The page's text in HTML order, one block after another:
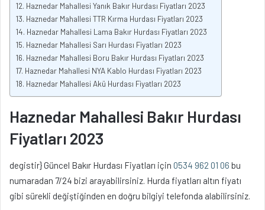
Haznedar Mahallesi Yanık Bakır Hurdası Fiyatları 2023
Haznedar Mahallesi TTR Kırma Hurdası Fiyatları 2023
Haznedar Mahallesi Lama Bakır Hurdası Fiyatları 2023
Haznedar Mahallesi Sarı Hurdası Fiyatları 2023
Haznedar Mahallesi Boru Bakır Hurdası Fiyatları 2023
Haznedar Mahallesi NYA Kablo Hurdası Fiyatları 2023
Haznedar Mahallesi Akü Hurdası Fiyatları 2023
Haznedar Mahallesi Bakır Hurdası
Fiyatları 2023
degistir} Güncel Bakır Hurdası Fiyatları için 0534 962 01 06 bu
numaradan 7/24 bizi arayabilirsiniz. Hurda fiyatları altın fiyatı
gibi sürekli değiştiğinden en doğru bilgiyi telefonda alabilirsiniz.